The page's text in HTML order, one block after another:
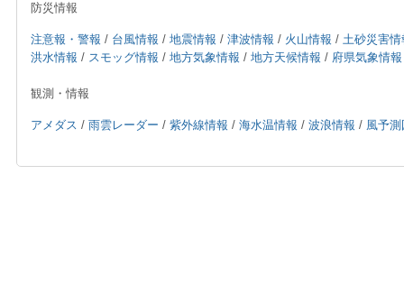
防災情報
注意報・警報 / 台風情報 / 地震情報 / 津波情報 / 火山情報 / 土砂災害情
洪水情報 / スモッグ情報 / 地方気象情報 / 地方天候情報 / 府県気象情報
観測・情報
アメダス / 雨雲レーダー / 紫外線情報 / 海水温情報 / 波浪情報 / 風予測